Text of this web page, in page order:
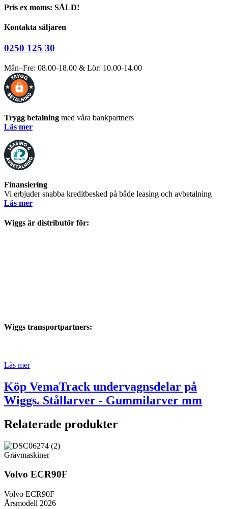
Pris ex moms: SÅLD!
Kontakta säljaren
0250 125 30
Mån–Fre: 08.00-18.00 & Lör: 10.00-14.00
Trygg betalning med våra bankpartners
Läs mer
Finansiering
Vi erbjuder snabba kreditbesked på både leasing och avbetalning
Läs mer
Wiggs är distributör för:
Wiggs transportpartners:
Läs mer
Köp VemaTrack undervagnsdelar på
Wiggs. Stållarver - Gummilarver mm
Relaterade produkter
Grävmaskiner
Volvo ECR90F
Volvo ECR90F
Årsmodell 2026